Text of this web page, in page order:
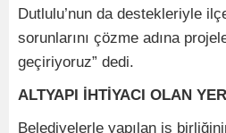
Dutlulu’nun da destekleriyle
sorunlarını çözme adına
geçiriyoruz” dedi.
ALTYAPI İHTİYACI OLAN
Belediyelerle yapılan iş